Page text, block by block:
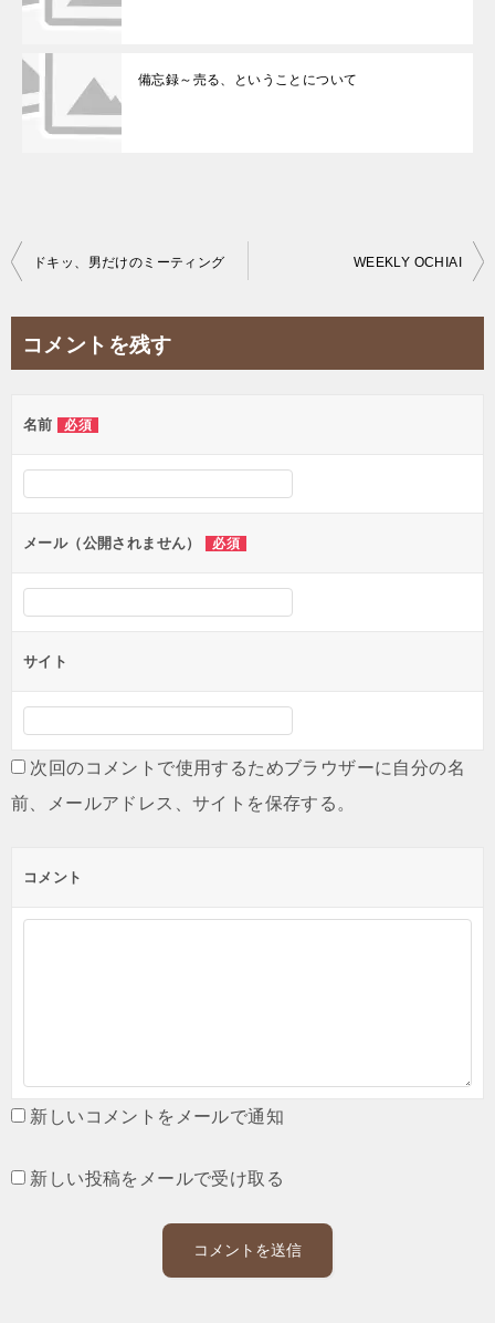
備忘録～売る、ということについて
投
ビ
ー
シ
ョ
ン
ドキッ、男だけのミーティング WEEKLY OCHIAI
コメントを残す
名前 必須
メール（公開されません） 必須
サイト
次回のコメントで使用するためブラウザーに自分の名
前、メールアドレス、サイトを保存する。
コメント
新しいコメントをメールで通知
新しい投稿をメールで受け取る